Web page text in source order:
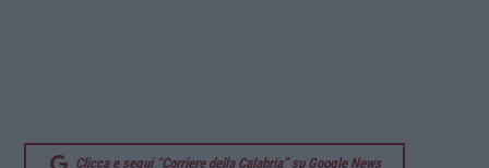
Clicca e segui “Corriere della Calabria” su Google News